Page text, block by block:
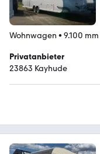
Wohnwagen • 9.100 mm
Privatanbieter
23863 Kayhude